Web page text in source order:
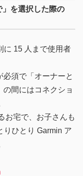
」を選択した際の
に 15 人まで使用者
須で「オーナーと
間にはコネクショ
お宅で、お子さんも
りひとり Garmin ア